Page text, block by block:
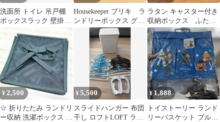
洗面所 トイレ 吊戸棚
ボックスラック 壁掛け
収納棚 ランドリー収納
Housekeeper ブリキ ラ
ンドリーボックス グレ
ラタン キャスター付き
収納ボックス ふた付
き 籐 ランドリー収納
¥2,500
☆ 折りたたみ ランドリ
ー収納 洗濯ボックス 収
¥5,500
スライドハンガー 布団
干し ロフトLOFT ラン
¥ 1,888
トイストーリー ランド
リーバスケット ブルー